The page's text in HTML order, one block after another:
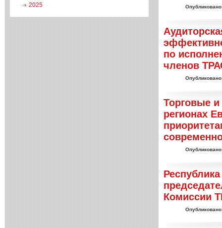
2025
по
членов
Торговые
регионах
Комиссии